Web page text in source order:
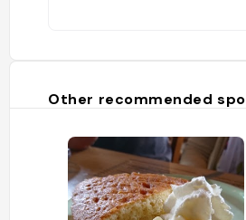
e travail mais, bien
ot."
Other recommended